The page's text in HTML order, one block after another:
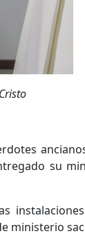
su
ministerio